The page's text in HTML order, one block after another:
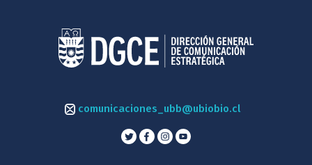
comunicaciones_ubb@ubiobio.cl